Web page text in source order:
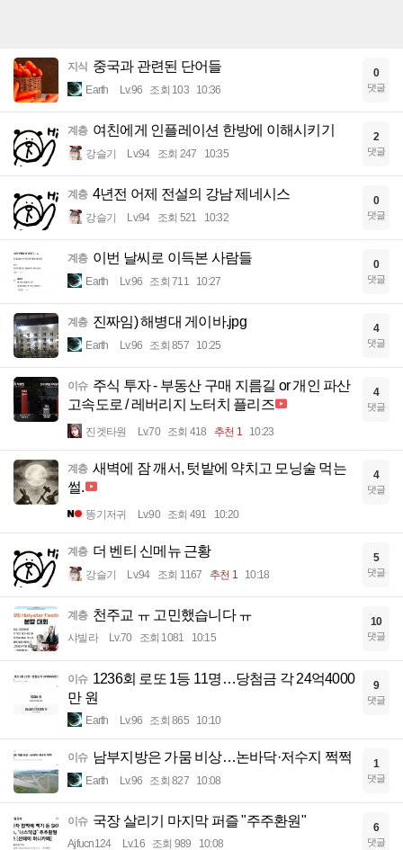
지식 중국과 관련된 단어들
Earth Lv.96 조회 103 10:36
0
댓글
계층 여친에게 인플레이션 한방에 이해시키기
강슬기 Lv.94 조회 247 10:35
2
댓글
계층 4년전 어제 전설의 강남 제네시스
강슬기 Lv.94 조회 521 10:32
0
댓글
계층 이번 날씨로 이득본 사람들
Earth Lv.96 조회 711 10:27
0
댓글
계층 진짜임) 해병대 게이바.jpg
Earth Lv.96 조회 857 10:25
4
댓글
이슈 주식 투자 - 부동산 구매 지름길 or 개인 파산
고속도로 / 레버리지 노터치 플리즈
진겟타원 Lv.70 조회 418 추천 1 10:23
4
댓글
계층 새벽에 잠 깨서, 텃밭에 약치고 모닝술 먹는
썰.
똥기저귀 Lv.90 조회 491 10:20
4
댓글
계층 더 벤티 신메뉴 근황
강슬기 Lv.94 조회 1167 추천 1 10:18
5
댓글
계층 천주교 ㅠ 고민했습니다 ㅠ
샤빌라 Lv.70 조회 1081 10:15
10
댓글
이슈 1236회 로또 1등 11명…당첨금 각 24억4000
만 원
Earth Lv.96 조회 865 10:10
9
댓글
이슈 남부지방은 가뭄 비상…논바닥·저수지 쩍쩍
Earth Lv.96 조회 827 10:08
1
댓글
이슈 국장 살리기 마지막 퍼즐 "주주환원"
Ajfucn124 Lv.16 조회 989 10:08
6
댓글